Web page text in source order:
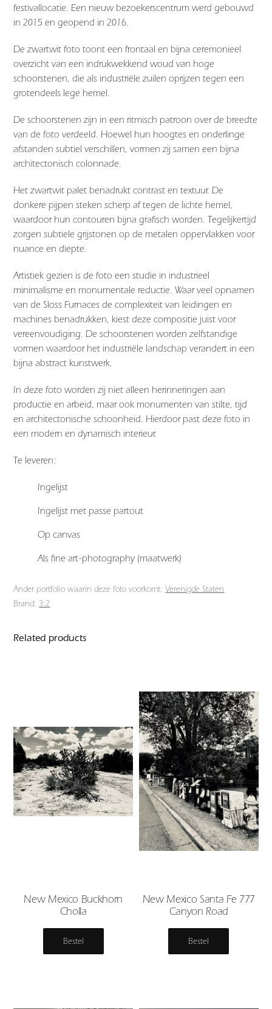
festivallocatie. Een nieuw bezoekerscentrum werd gebouwd
in 2015 en geopend in 2016.
De zwartwit foto toont een frontaal en bijna ceremonieel
overzicht van een indrukwekkend woud van hoge
schoorstenen, die als industriële zuilen oprijzen tegen een
grotendeels lege hemel.
De schoorstenen zijn in een ritmisch patroon over de breedte
van de foto verdeeld. Hoewel hun hoogtes en onderlinge
afstanden subtiel verschillen, vormen zij samen een bijna
architectonisch colonnade.
Het zwartwit palet benadrukt contrast en textuur. De
donkere pijpen steken scherp af tegen de lichte hemel,
waardoor hun contouren bijna grafisch worden. Tegelijkertijd
zorgen subtiele grijstonen op de metalen oppervlakken voor
nuance en diepte.
Artistiek gezien is de foto een studie in industrieel
minimalisme en monumentale reductie. Waar veel opnamen
van deSloss Furnaces de complexiteit van leidingen en
machines benadrukken, kiest deze compositie juist voor
vereenvoudiging. De schoorstenen worden zelfstandige
vormen waardoor het industriële landschap verandert in een
bijna abstract kunstwerk.
In deze foto worden zij niet alleen herinneringen aan
productie en arbeid, maar ook monumenten van stilte, tijd
en architectonische schoonheid. Hierdoor past deze foto in
een modern en dynamisch interieur.
Te leveren:
Ingelijst
Ingelijst met passe partout
Op canvas
Als fine art-photography (maatwerk)
Ander portfolio waarin deze foto voorkomt:Verenigde Staten
Brand:3:2
Related products
New Mexico Buckhorn
Cholla
Bestel
New Mexico Santa Fe 777
Canyon Road
Bestel